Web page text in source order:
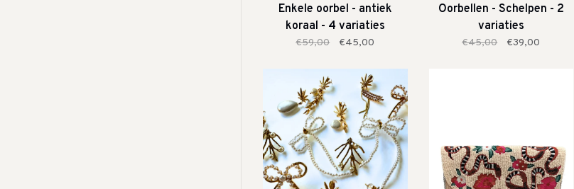
Enkele oorbel - antiek
koraal - 4 variaties
€59,00 €45,00
Oorbellen - Schelpen - 2
variaties
€45,00 €39,00